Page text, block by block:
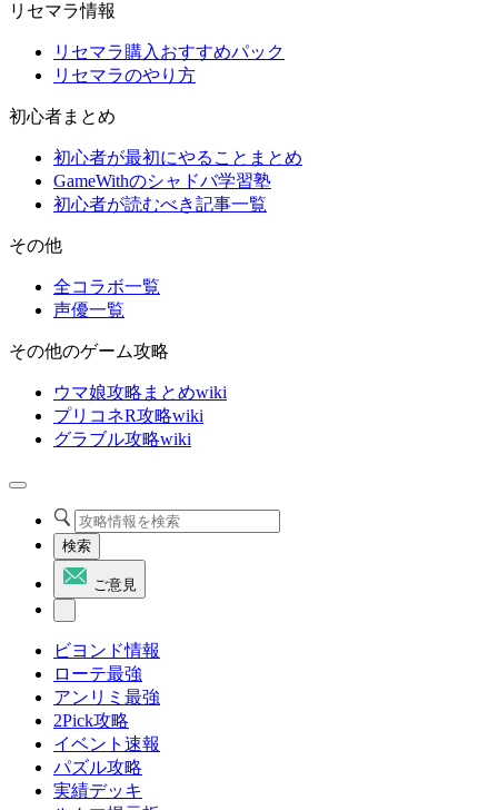
リセマラ情報
リセマラ購入おすすめパック
リセマラのやり方
初心者まとめ
初心者が最初にやることまとめ
GameWithのシャドバ学習塾
初心者が読むべき記事一覧
その他
全コラボ一覧
声優一覧
その他のゲーム攻略
ウマ娘攻略まとめwiki
プリコネR攻略wiki
グラブル攻略wiki
検索
ご意見
ビヨンド情報
ローテ最強
アンリミ最強
2Pick攻略
イベント速報
パズル攻略
実績デッキ